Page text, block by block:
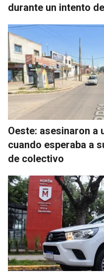
durante un intento
Oeste: asesinaron a
cuando esperaba a
de colectivo